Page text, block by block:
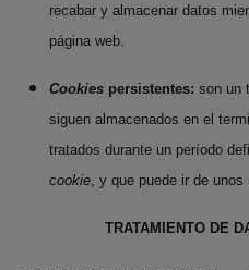
recabar y almacenar datos
página web.
Cookies persistentes: son un
siguen almacenados en el
tratados durante un período
cookie, y que puede ir de
TRATAMIENTO DE